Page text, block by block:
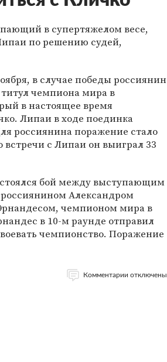
в супертяжелом весе,
по решению судей,
в случае победы россиянин
чемпиона мира в
в настоящее время
Липаи в ходе поединка
россиянина поражение стало
с Липаи он выиграл 33
бой между выступающим
россиянином Александром
чемпионом мира в
в 10-м раунде отправил
чемпионство. Поражение
Комментарии отключены